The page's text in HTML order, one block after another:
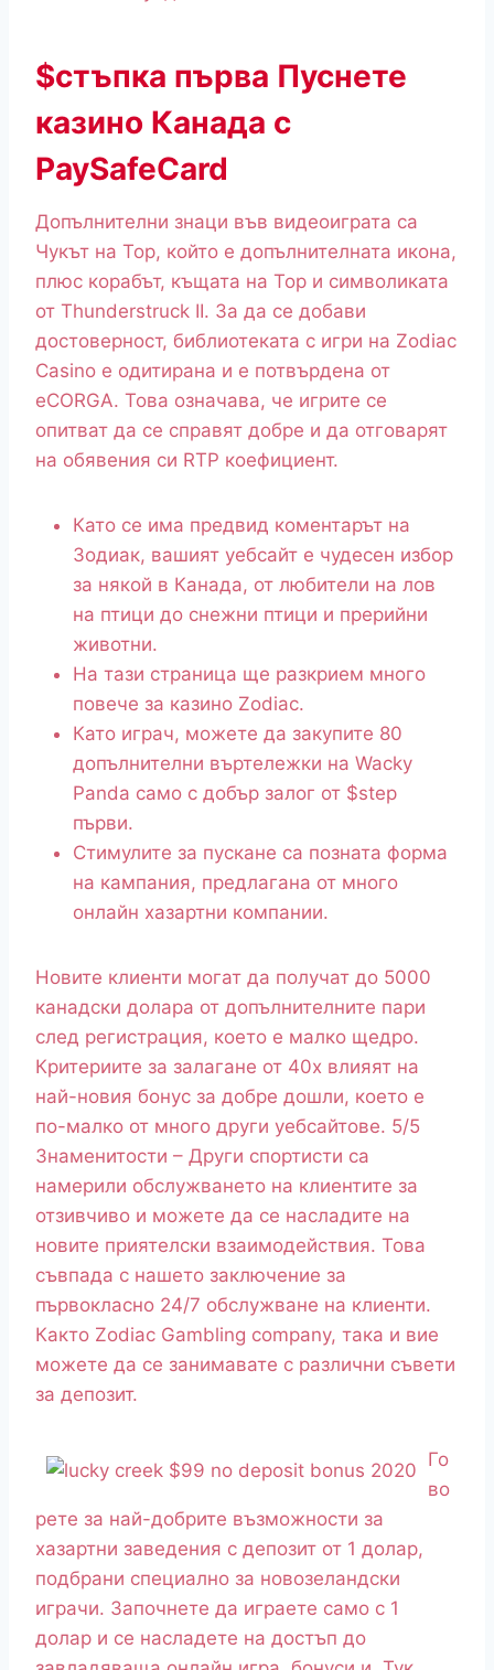
$стъпка първа Пуснете
казино Канада с
PaySafeCard
Допълнителни знаци във видеоиграта са
Чукът на Тор, който е допълнителната икона,
плюс корабът, къщата на Тор и символиката
от Thunderstruck II. За да се добави
достоверност, библиотеката с игри на Zodiac
Casino е одитирана и е потвърдена от
eCORGA. Това означава, че игрите се
опитват да се справят добре и да отговарят
на обявения си RTP коефициент.
Като се има предвид коментарът на
Зодиак, вашият уебсайт е чудесен избор
за някой в ​​Канада, от любители на лов
на птици до снежни птици и прерийни
животни.
На тази страница ще разкрием много
повече за казино Zodiac.
Като играч, можете да закупите 80
допълнителни въртележки на Wacky
Panda само с добър залог от $step
първи.
Стимулите за пускане са позната форма
на кампания, предлагана от много
онлайн хазартни компании.
Новите клиенти могат да получат до 5000
канадски долара от допълнителните пари
след регистрация, което е малко щедро.
Критериите за залагане от 40x влияят на
най-новия бонус за добре дошли, което е
по-малко от много други уебсайтове. 5/5
Знаменитости – Други спортисти са
намерили обслужването на клиентите за
отзивчиво и можете да се насладите на
новите приятелски взаимодействия. Това
съвпада с нашето заключение за
първокласно 24/7 обслужване на клиенти.
Както Zodiac Gambling company, така и вие
можете да се занимавате с различни съвети
за депозит.
Го
во
рете за най-добрите възможности за
хазартни заведения с депозит от 1 долар,
подбрани специално за новозеландски
играчи. Започнете да играете само с 1
долар и се насладете на достъп до